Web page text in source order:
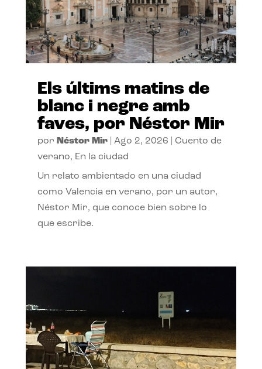
Els últims matins de
blanc i negre amb
faves, por Néstor Mir
por Néstor Mir| Ago 2, 2026
Cuento de
verano, En la ciudad
Un relato ambientado en una ciudad
como Valencia en verano, por un autor,
Néstor Mir, que conoce bien sobre lo
que escribe.